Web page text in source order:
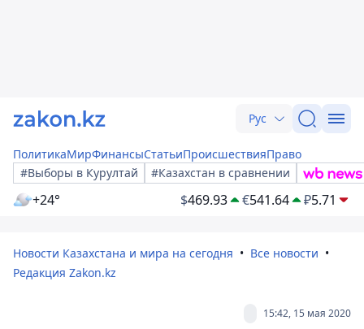
Рус
ПолитикаМирФинансыСтатьиПроисшествияПраво
#Выборы в Курултай
#Казахстан в сравнении
+24° $469.93 €541.64 ₽5.71
Новости Казахстана и мира на сегодня
Все новости
Редакция Zakon.kz
15:42, 15 мая 2020